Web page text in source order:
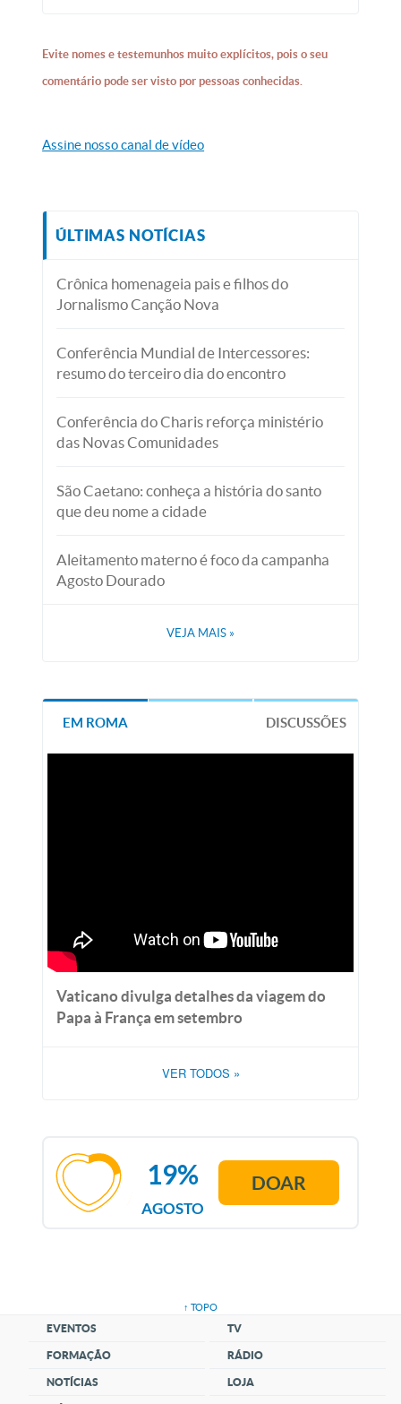
Evite nomes e testemunhos muito explícitos, pois o seu
comentário pode ser visto por pessoas conhecidas.
Assine nosso canal de vídeo
ÚLTIMAS NOTÍCIAS
Crônica homenageia pais e filhos do
Jornalismo Canção Nova
Conferência Mundial de Intercessores:
resumo do terceiro dia do encontro
Conferência do Charis reforça ministério
das Novas Comunidades
São Caetano: conheça a história do santo
que deu nome a cidade
Aleitamento materno é foco da campanha
Agosto Dourado
VEJA MAIS »
EM ROMA DISCUSSÕES
Vaticano divulga detalhes da viagem do
Papa à França em setembro
VER TODOS »
AGOSTO
19% DOAR
↑ TOPO
EVENTOS
FORMAÇÃO
NOTÍCIAS
TV
RÁDIO
LOJA